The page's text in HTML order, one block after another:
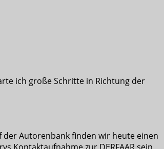
ich große Schritte in Richtung der
der Autorenbank finden wir heute einen